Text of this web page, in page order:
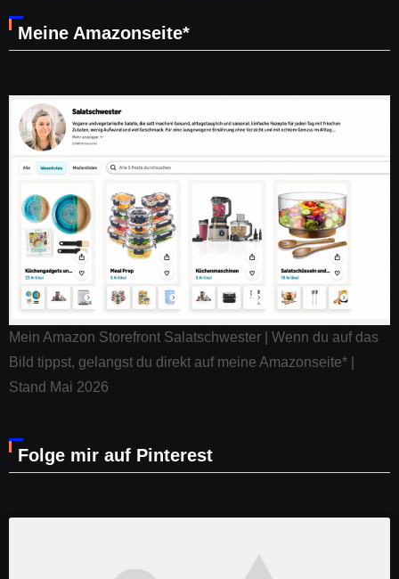
Meine Amazonseite*
Mein Amazon Storefront Salatschwester | Wenn du auf das
Bild tippst, gelangst du direkt auf meine Amazonseite* |
Stand Mai 2026
Folge mir auf Pinterest